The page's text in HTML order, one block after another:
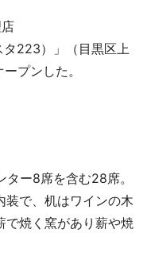
タ223）」（目黒区上
プンした。
ー8席を含む28席。
装で、机はワインの木
で焼く窯があり薪や焼